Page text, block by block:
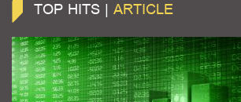
TOP HITS | ARTICLE